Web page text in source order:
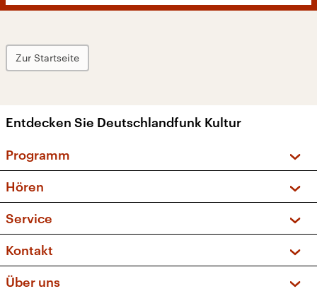
Zur Startseite
Entdecken Sie Deutschlandfunk Kultur
Programm
Sendungen und Podcasts
Musikliste
Kakadu – Das Kinderprogramm
Hören
Frequenzen (UKW + DAB+)
Service
FAQ
Apps
Newsletter
Kontakt
Über uns